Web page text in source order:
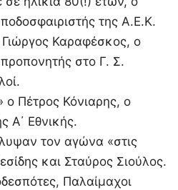
της Α.Ε.Κ.
Καραφέσκος, ο
προπονητής στο Γ. Σ.
ο Πέτρος Κόνιαρης, ο
Α΄ Εθνικής.
τον αγώνα «στις
και Σταύρος Σιούλος.
Παλαίμαχοι